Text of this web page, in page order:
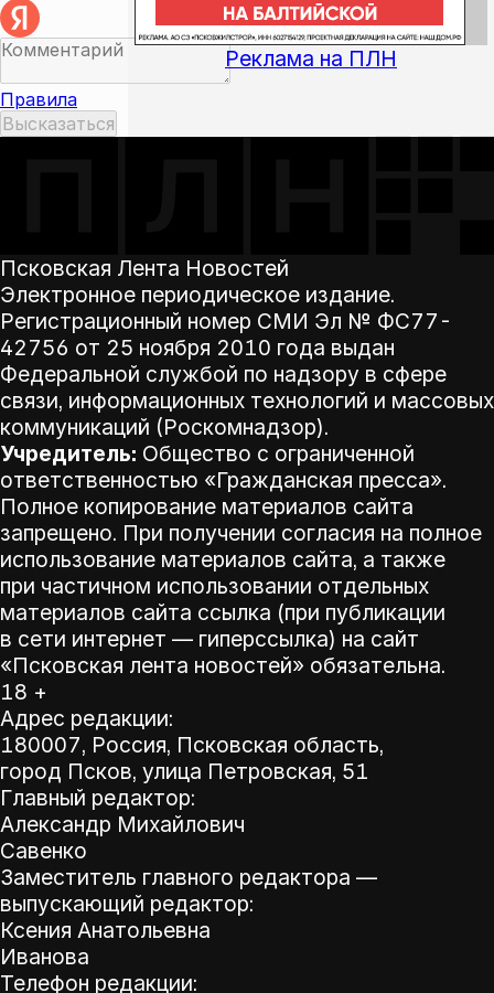
Правила
Реклама на ПЛН
Псковская Лента Новостей
Электронное периодическое издание.
Регистрационный номер СМИ Эл № ФС77-
42756 от 25 ноября 2010 года выдан
Федеральной службой по надзору в сфере
связи, информационных технологий и массовых
коммуникаций (Роскомнадзор).
Учредитель: Общество с ограниченной
ответственностью «Гражданская пресса».
Полное копирование материалов сайта
запрещено. При получении согласия на полное
использование материалов сайта, а также
при частичном использовании отдельных
материалов сайта ссылка (при публикации
в сети интернет — гиперссылка) на сайт
«Псковская лента новостей» обязательна.
18 +
Адрес редакции:
180007, Россия, Псковская область,
город Псков, улица Петровская, 51
Главный редактор:
Александр Михайлович
Савенко
Заместитель главного редактора —
выпускающий редактор:
Ксения Анатольевна
Иванова
Телефон редакции: